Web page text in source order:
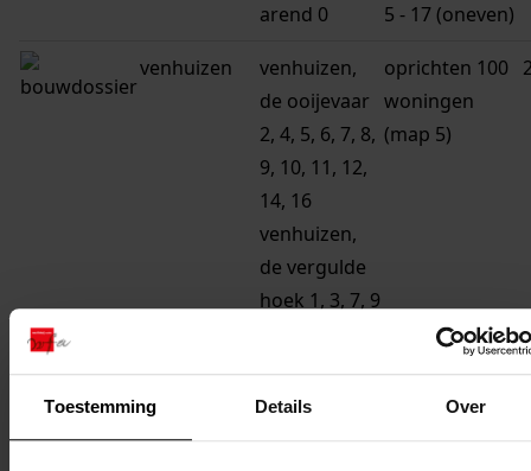
Toestemming Details Over
arend 0
5 - 17 (oneven)
venhuizen
venhuizen,
de ooijevaar
2, 4, 5, 6, 7, 8,
9, 10, 11, 12,
14, 16
venhuizen,
de vergulde
hoek 1, 3, 7, 9
6, 8
oprichten 100
woningen
(map 5)